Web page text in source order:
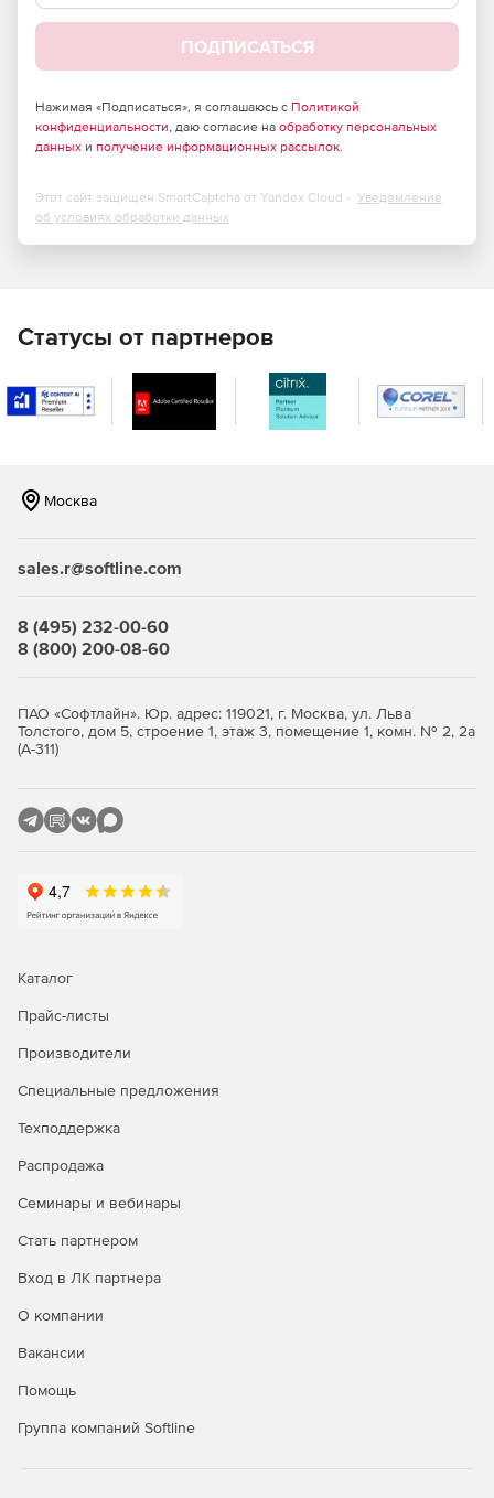
ПОДПИСАТЬСЯ
Нажимая «Подписаться», я соглашаюсь с Политикой
конфиденциальности, даю согласие на обработку персональных
данных и получение информационных рассылок.
Этот сайт защищен SmartCaptcha от Yandex Cloud - Уведомление
об условиях обработки данных
Статусы от партнеров
Москва
sales.r@softline.com
8 (495) 232-00-60
8 (800) 200-08-60
ПАО «Софтлайн». Юр. адрес: 119021, г. Москва, ул. Льва
Толстого, дом 5, строение 1, этаж 3, помещение 1, комн. № 2, 2а
(А-311)
Каталог
Прайс-листы
Производители
Специальные предложения
Техподдержка
Распродажа
Семинары и вебинары
Стать партнером
Вход в ЛК партнера
О компании
Вакансии
Помощь
Группа компаний Softline